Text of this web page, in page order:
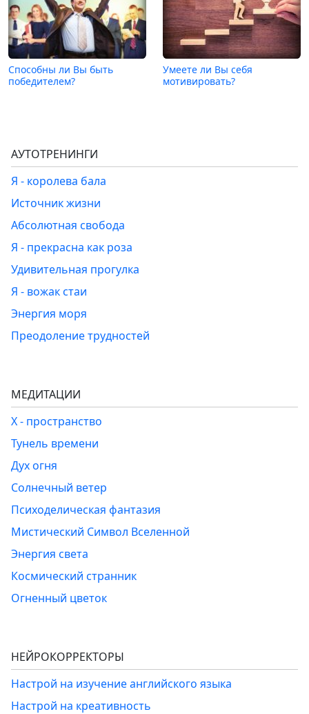
Способны ли Вы быть
победителем?
Умеете ли Вы себя
мотивировать?
АУТОТРЕНИНГИ
Я - королева бала
Источник жизни
Абсолютная свобода
Я - прекрасна как роза
Удивительная прогулка
Я - вожак стаи
Энергия моря
Преодоление трудностей
МЕДИТАЦИИ
Х - пространство
Тунель времени
Дух огня
Солнечный ветер
Психоделическая фантазия
Мистический Символ Вселенной
Энергия света
Космический странник
Огненный цветок
НЕЙРОКОРРЕКТОРЫ
Настрой на изучение английского языка
Настрой на креативность